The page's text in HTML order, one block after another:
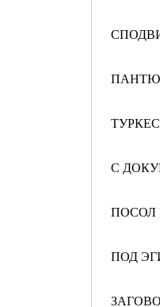
С
ПОСОЛ
ПОД